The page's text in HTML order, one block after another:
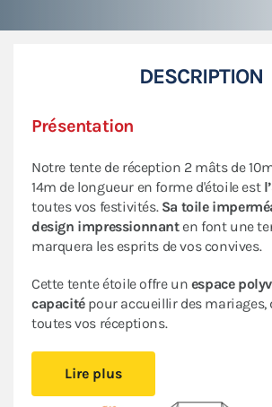
DESCRIPTION
Présentation
Notre tente de réception 2 mâts de
14m de longueur en forme d'étoile est
toutes vos festivités. Sa toile
design impressionnanten font une
marquera les esprits de vos convives.
Cette tente étoile offre un espace
capacitépour accueillir des mariages,
toutes vos réceptions.
facilement, en suivant les indications
montage, ce qui simplifiera la
Lire plus